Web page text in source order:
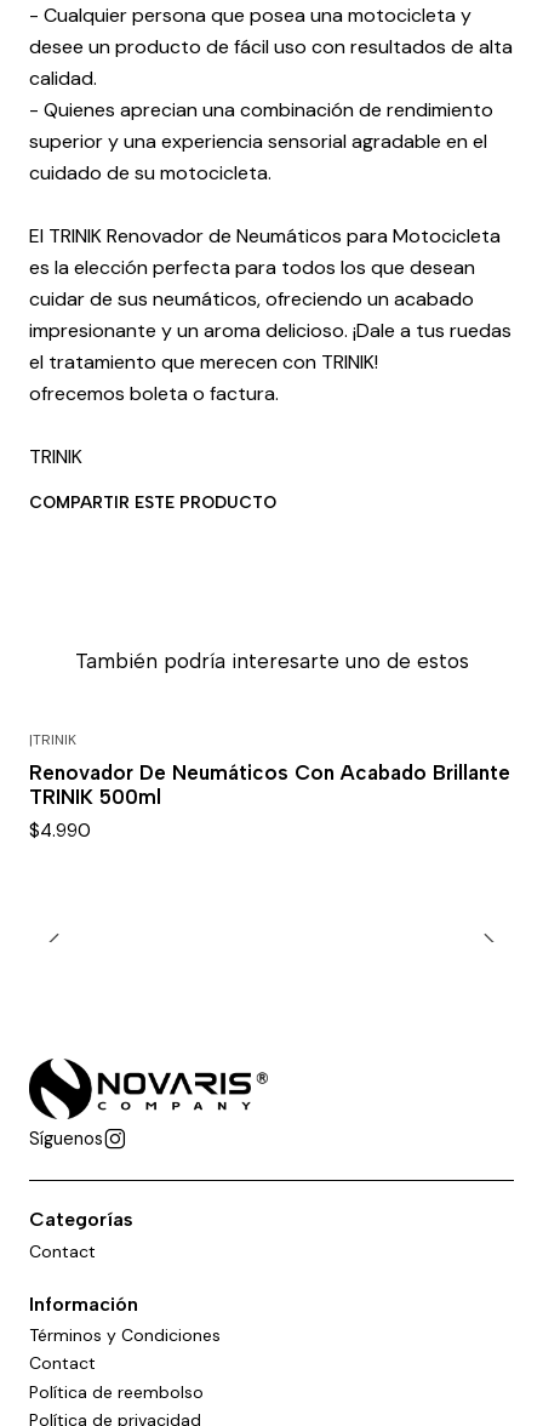
- Cualquier persona que posea una motocicleta y
desee un producto de fácil uso con resultados de alta
calidad.
- Quienes aprecian una combinación de rendimiento
superior y una experiencia sensorial agradable en el
cuidado de su motocicleta.
El TRINIK Renovador de Neumáticos para Motocicleta
es la elección perfecta para todos los que desean
cuidar de sus neumáticos, ofreciendo un acabado
impresionante y un aroma delicioso. ¡Dale a tus ruedas
el tratamiento que merecen con TRINIK!
ofrecemos boleta o factura.
TRINIK
COMPARTIR ESTE PRODUCTO
También podría interesarte uno de estos
|TRINIK
Renovador De Neumáticos Con Acabado Brillante
TRINIK 500ml
$4.990
Síguenos
Categorías
Contact
Información
Términos y Condiciones
Contact
Política de reembolso
Política de privacidad